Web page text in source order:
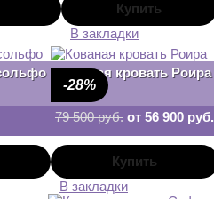
В закладки
-28%
Кованая кровать Роира
79 500 руб. от 56 900 руб.
В закладки